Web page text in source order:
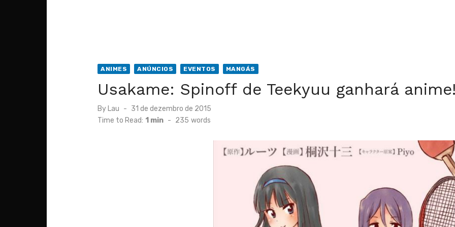
ANIMES ANÚNCIOS EVENTOS MANGÁS
Usakame: Spinoff de Teekyuu ganhará
By Lau
Posted
on
31 de dezembro de 2015
Time to Read: 1 min - 235 words